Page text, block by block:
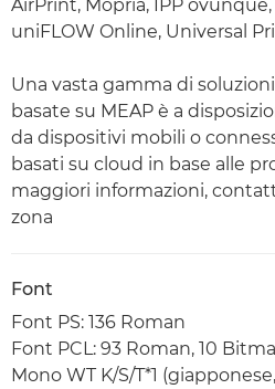
AirPrint, Mopria, IPP ovunque,
uniFLOW Online, Universal
Una vasta gamma di
basate su MEAP è a
da dispositivi mobili o
basati su cloud in base alle
maggiori informazioni,
zona
Font
Font PS: 136 Roman
Font PCL: 93 Roman, 10
Mono WT K/S/T*1